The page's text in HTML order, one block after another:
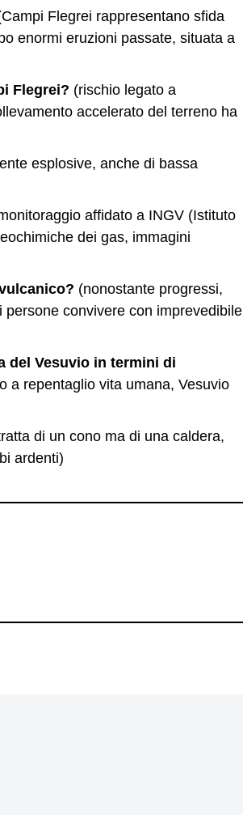
Flegrei rappresentano sfida
enormi eruzioni passate, situata a
Flegrei? (rischio legato a
accelerato del terreno ha
esplosive, anche di bassa
affidato a INGV (Istituto
dei gas, immagini
(nonostante progressi,
convivere con imprevedibile
del Vesuvio in termini di
a repentaglio vita umana, Vesuvio
di un cono ma di una caldera,
ardenti)